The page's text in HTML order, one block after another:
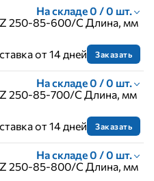
На складе 0 / 0 шт.
250-85-600/C Длина, мм
от 14 дней Заказать
На складе 0 / 0 шт.
250-85-700/C Длина, мм
от 14 дней Заказать
На складе 0 / 0 шт.
250-85-800/C Длина, мм